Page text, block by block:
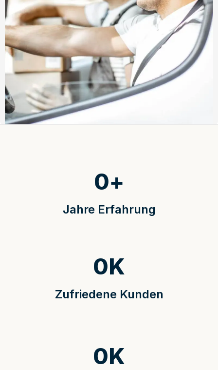
Jahre Erfahrung
0+
Zufriedene Kunden
0K
0K